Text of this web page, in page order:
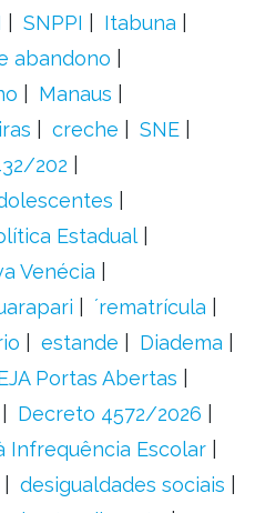
SNPPI
Itabuna
abandono
Manaus
creche
SNE
202
Estadual
Venécia
´rematrícula
estande
Diadema
Portas Abertas
Decreto 4572/2026
Infrequência Escolar
desigualdades sociais